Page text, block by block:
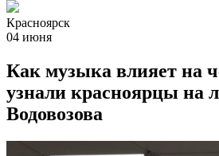
Красноярск
04 июня
Как музыка влияет на
узнали красноярцы на
Водовозова